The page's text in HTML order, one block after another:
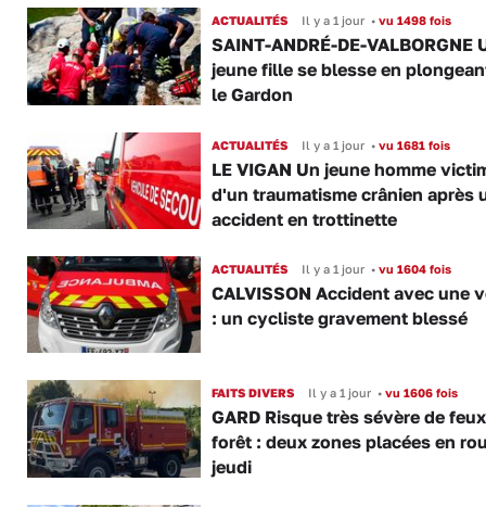
ACTUALITÉS Il y a 1 jour •vu 1498 fois
SAINT-ANDRÉ-DE-VALBORGNE
jeune fille se blesse en
le Gardon
ACTUALITÉS Il y a 1 jour •vu 1681 fois
LE VIGAN Un jeune homme
d'un traumatisme crânien après
accident en trottinette
ACTUALITÉS Il y a 1 jour •vu 1604 fois
CALVISSON Accident avec une
: un cycliste gravement blessé
FAITS DIVERS Il y a 1 jour •vu 1606 fois
GARD Risque très sévère de
forêt : deux zones placées en
jeudi